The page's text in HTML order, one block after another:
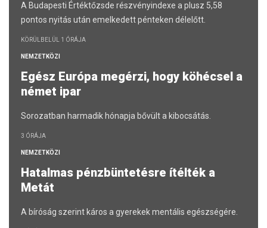
A Budapesti Értéktőzsde részvényindexe a plusz 5,58
pontos nyitás után emelkedett pénteken délelőtt.
KÖRÜLBELÜL 1 ÓRÁJA
NEMZETKÖZI
Egész Európa megérzi, hogy köhécsel a
német ipar
Sorozatban harmadik hónapja bővült a kibocsátás.
3 ÓRÁJA
NEMZETKÖZI
Hatalmas pénzbüntetésre ítélték a
Metát
A bíróság szerint káros a gyerekek mentális egészségére.